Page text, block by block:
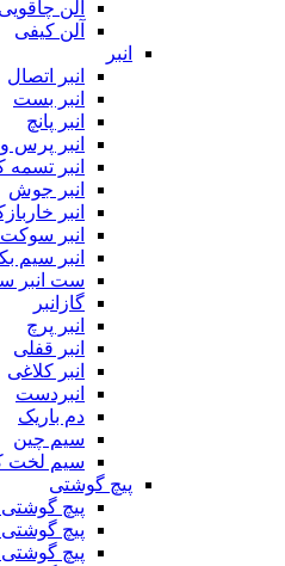
آلن چاقویی
آلن کیفی
انبر
انبر اتصال
انبر بست
انبر پانچ
انبر پرس
انبر
انبر جوش
انبر
انبر سوکت
انبر سیم
ست انبر
گازانبر
انبر پرچ
انبر قفلی
انبر کلاغی
انبردست
دم باریک
سیم چین
سیم لخت
پیچ گوشتی
پیچ
پیچ
پیچ گوشتی